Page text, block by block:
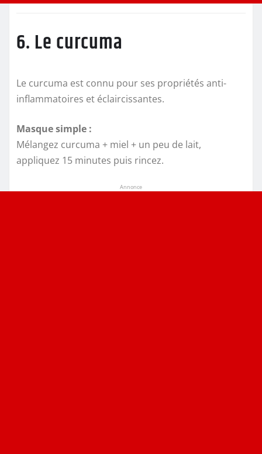
6. Le curcuma
Le curcuma est connu pour ses propriétés anti-
inflammatoires et éclaircissantes.
Masque simple :
Mélangez curcuma + miel + un peu de lait,
appliquez 15 minutes puis rincez.
Annonce